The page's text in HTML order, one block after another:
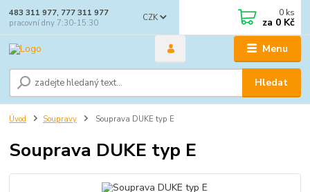
Menu
CZK
Hledat
483 311 977, 777 311 977
pracovní dny 7:30-15:30
0 ks
za 0 Kč
Úvod Soupravy Souprava DUKE typ E
Souprava DUKE typ E